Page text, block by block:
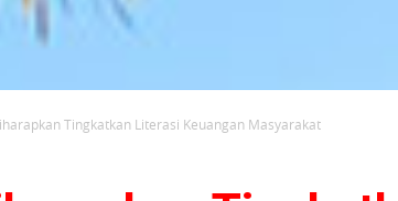
Tingkatkan Literasi Keuangan Masyarakat